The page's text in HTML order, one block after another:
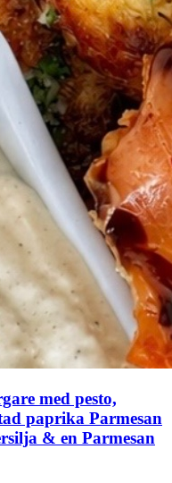
med pesto,
paprika Parmesan
& en Parmesan